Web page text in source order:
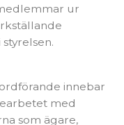
ur
innebar
med
som ägare,